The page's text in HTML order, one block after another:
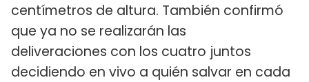
centímetros de altura. También confirmó
que ya no se realizarán las
deliveraciones con los cuatro juntos
decidiendo en vivo a quién salvar en cada